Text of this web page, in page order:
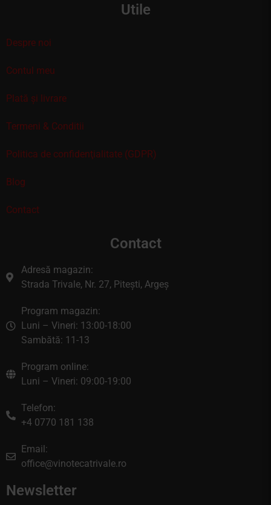
Utile
Despre noi
Contul meu
Plată și livrare
Termeni & Conditii
Politica de confidenţialitate (GDPR)
Blog
Contact
Contact
Adresă magazin:
Strada Trivale, Nr. 27, Pitești, Argeș
Program magazin:
Luni – Vineri: 13:00-18:00
Sambătă: 11-13
Program online:
Luni – Vineri: 09:00-19:00
Telefon:
+4 0770 181 138
Email:
office@vinotecatrivale.ro
Newsletter